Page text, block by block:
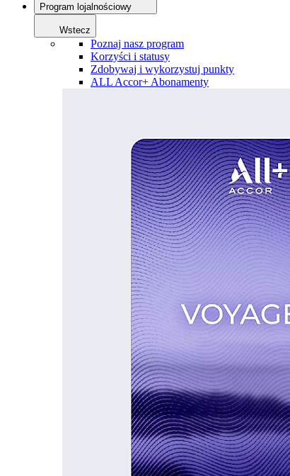
Program lojalnościowy
Wstecz
Poznaj nasz program
Korzyści i statusy
Zdobywaj i wykorzystuj punkty
ALL Accor+ Abonamenty